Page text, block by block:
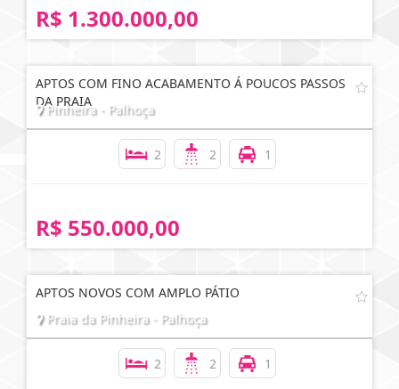
R$ 1.300.000,00
APTOS COM FINO ACABAMENTO Á POUCOS PASSOS
DA PRAIA
Pinheira - Palhoça
2 2 1
R$ 550.000,00
APTOS NOVOS COM AMPLO PÁTIO
Praia da Pinheira - Palhoça
2 2 1